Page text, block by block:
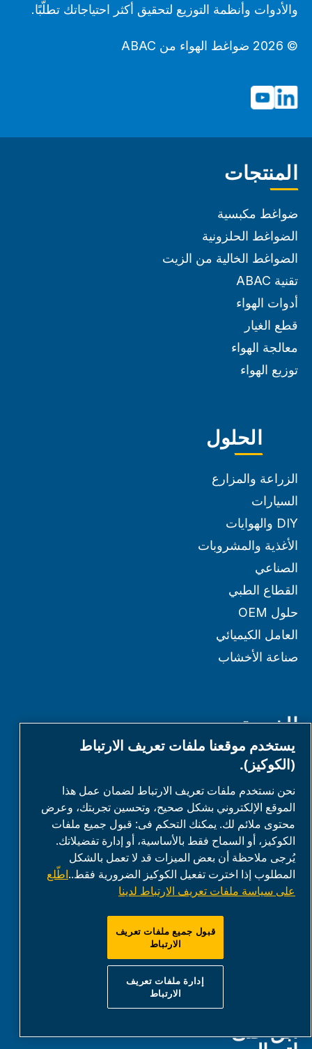
والأدوات وأنظمة التوزيع لتحقيق أكثر احتياجاتك تطلّبًا.
© 2026 ضواغط الهواء من ABAC
المنتجات
ضواغط مكبسية
الضواغط الحلزونية
الضواغط الخالية من الزيت
تقنية ABAC
أدوات الهواء
قطع الغيار
معالجة الهواء
توزيع الهواء
الحلول
الزراعة والمزارع
السيارات
DIY والهوايات
الأغذية والمشروبات
الصناعي
القطاع الطبي
حلول OEM
العامل الكيميائي
صناعة الأخشاب
الخدمة
مقاطع فيديو تعليمية
الأدلة
إمكانية التوصيل
الموارد
ابق على
يستخدم موقعنا ملفات تعريف الارتباط
(الكوكيز).
نحن نستخدم ملفات تعريف الارتباط لضمان عمل هذا
الموقع الإلكتروني بشكل صحيح، وتحسين تجربتك، وعرض
محتوى ملائم لك. يمكنك التحكم فى: قبول جميع ملفات
الكوكيز، أو السماح فقط بالأساسية، أو إدارة تفضيلاتك.
يُرجى ملاحظة أن بعض الميزات قد لا تعمل بالشكل
المطلوب إذا اخترت تفعيل الكوكيز الضرورية فقط..اطّلع
على سياسة ملفات تعريف الارتباط لدينا
قبول جميع ملفات تعريف
الارتباط
إدارة ملفات تعريف
الارتباط